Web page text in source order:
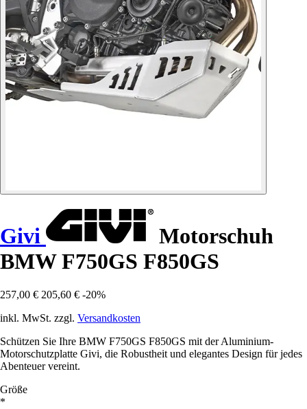
Givi
Motorschuh
BMW F750GS F850GS
257,00 € 205,60 € -20%
inkl. MwSt. zzgl. Versandkosten
Schützen Sie Ihre BMW F750GS F850GS mit der Aluminium-
Motorschutzplatte Givi, die Robustheit und elegantes Design für jedes
Abenteuer vereint.
Größe
*